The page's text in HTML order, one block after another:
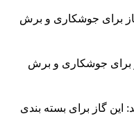
برای جوشکاری و برش
برای جوشکاری و برش
این گاز برای بسته بندی